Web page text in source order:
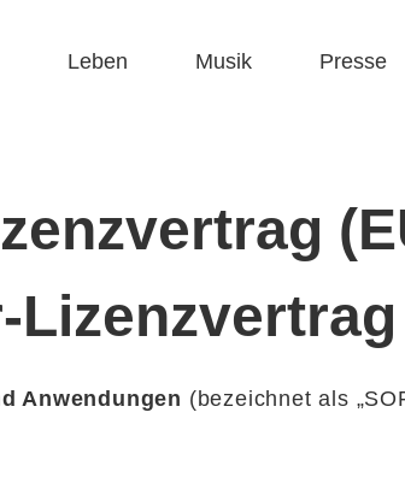
Leben Musik Presse
Anwendungen (bezeichnet als